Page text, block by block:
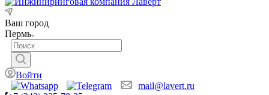
Ваш город
Пермь
Войти
mail@lavert.ru